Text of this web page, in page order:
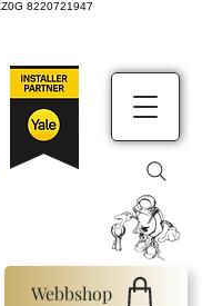
8220721947
Webbshop